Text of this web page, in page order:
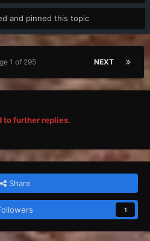
and pinned this topic
NEXT
1 of 295
to further replies.
Share
1